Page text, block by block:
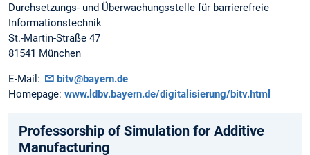
Durchsetzungs- und Überwachungsstelle für barrierefreie
Informationstechnik
St.-Martin-Straße 47
81541 München
E-Mail:
bitv@bayern.de
Homepage: www.ldbv.bayern.de/digitalisierung/bitv.html
Professorship of Simulation for Additive
Manufacturing